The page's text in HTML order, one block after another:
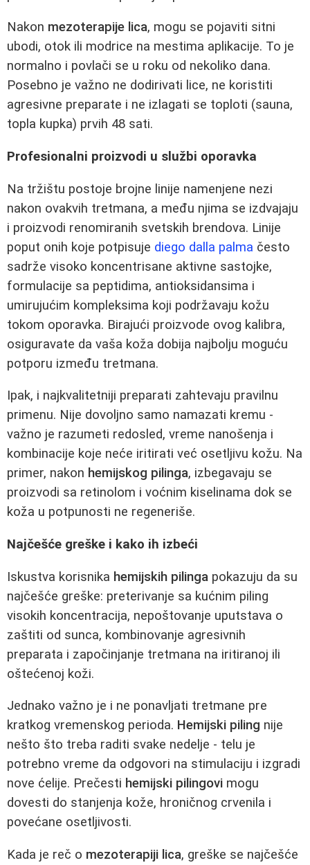
Nakon mezoterapije lica, mogu se pojaviti sitni
ubodi, otok ili modrice na mestima aplikacije. To je
normalno i povlači se u roku od nekoliko dana.
Posebno je važno ne dodirivati lice, ne koristiti
agresivne preparate i ne izlagati se toploti (sauna,
topla kupka) prvih 48 sati.
Profesionalni proizvodi u službi oporavka
Na tržištu postoje brojne linije namenjene nezi
nakon ovakvih tretmana, a među njima se izdvajaju
i proizvodi renomiranih svetskih brendova. Linije
poput onih koje potpisuje diego dalla palma često
sadrže visoko koncentrisane aktivne sastojke,
formulacije sa peptidima, antioksidansima i
umirujućim kompleksima koji podržavaju kožu
tokom oporavka. Birajući proizvode ovog kalibra,
osiguravate da vaša koža dobija najbolju moguću
potporu između tretmana.
Ipak, i najkvalitetniji preparati zahtevaju pravilnu
primenu. Nije dovoljno samo namazati kremu -
važno je razumeti redosled, vreme nanošenja i
kombinacije koje neće iritirati već osetljivu kožu. Na
primer, nakon hemijskog pilinga, izbegavaju se
proizvodi sa retinolom i voćnim kiselinama dok se
koža u potpunosti ne regeneriše.
Najčešće greške i kako ih izbeći
Iskustva korisnika hemijskih pilinga pokazuju da su
najčešće greške: preterivanje sa kućnim piling
visokih koncentracija, nepoštovanje uputstava o
zaštiti od sunca, kombinovanje agresivnih
preparata i započinjanje tretmana na iritiranoj ili
oštećenoj koži.
Jednako važno je i ne ponavljati tretmane pre
kratkog vremenskog perioda. Hemijski piling nije
nešto što treba raditi svake nedelje - telu je
potrebno vreme da odgovori na stimulaciju i izgradi
nove ćelije. Prečesti hemijski pilingovi mogu
dovesti do stanjenja kože, hroničnog crvenila i
povećane osetljivosti.
Kada je reč o mezoterapiji lica, greške se najčešće